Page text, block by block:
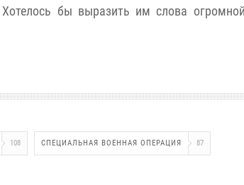
бы выразить им слова
108 СПЕЦИАЛЬНАЯ ВОЕННАЯ ОПЕРАЦИЯ 87